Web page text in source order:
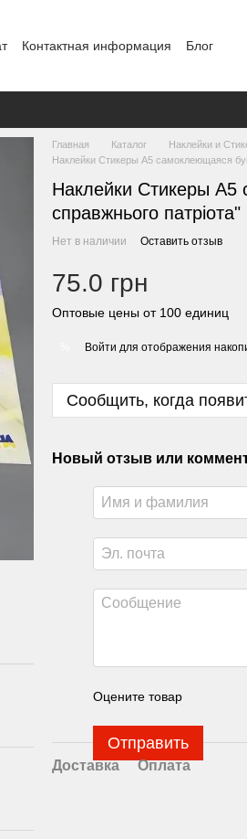
Контактная информация Блог
Главная Каталог
Наклейки и
Наклейки Стикеры А5 самоклеющаяся
Наклейки Стикеры А5
справжнього
Нет в наличии Оставить отзыв
75.0 грн
Оптовые цены от 100 единиц
Войти для отображения
Сообщить, когда
Новый отзыв или
Оцените товар
Отправить
Доставка Оплата